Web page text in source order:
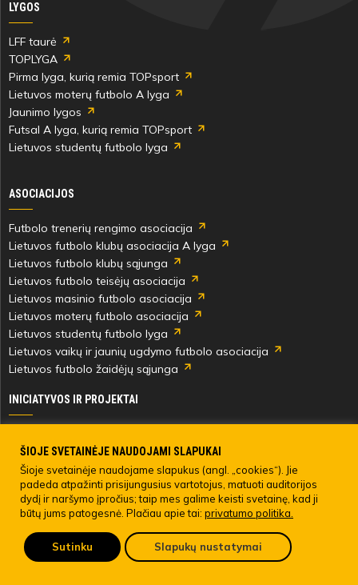
LYGOS
LFF taurė
TOPLYGA
Pirma lyga, kurią remia TOPsport
Lietuvos moterų futbolo A lyga
Jaunimo lygos
Futsal A lyga, kurią remia TOPsport
Lietuvos studentų futbolo lyga
ASOCIACIJOS
Futbolo trenerių rengimo asociacija
Lietuvos futbolo klubų asociacija A lyga
Lietuvos futbolo klubų sąjunga
Lietuvos futbolo teisėjų asociacija
Lietuvos masinio futbolo asociacija
Lietuvos moterų futbolo asociacija
Lietuvos studentų futbolo lyga
Lietuvos vaikų ir jaunių ugdymo futbolo asociacija
Lietuvos futbolo žaidėjų sąjunga
INICIATYVOS IR PROJEKTAI
Paramos fondai
Medicinos centras
Live Your Goals
© 2022 LIETUVOS FUTBOLO FEDERACIJA. Visos teisės saugomos.
Pateikti anoniminį skundą
ŠIOJE SVETAINĖJE NAUDOJAMI SLAPUKAI
Šioje svetainėje naudojame slapukus (angl. „cookies“). Jie
padeda atpažinti prisijungusius vartotojus, matuoti auditorijos
dydį ir naršymo įpročius; taip mes galime keisti svetainę, kad ji
būtų jums patogesnė. Plačiau apie tai: privatumo politika.
Sutinku Slapukų nustatymai